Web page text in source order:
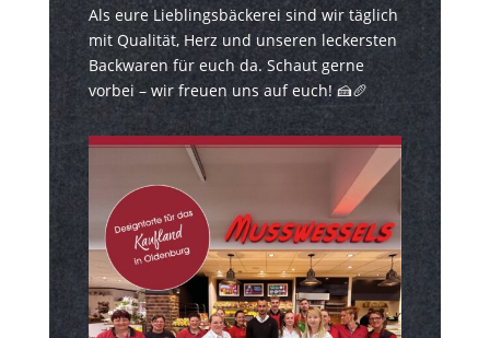
Als eure Lieblingsbäckerei sind wir täglich
mit Qualität, Herz und unseren leckersten
Backwaren für euch da. Schaut gerne
vorbei – wir freuen uns auf euch! 🍰🥖